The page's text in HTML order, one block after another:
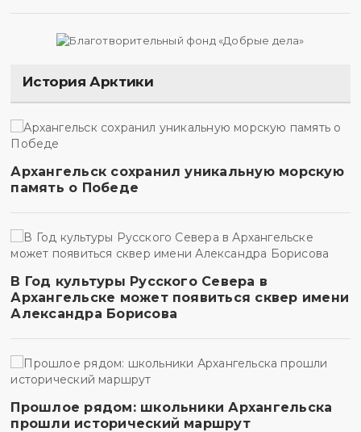
История Арктики
Архангельск сохранил уникальную морскую
память о Победе
В Год культуры Русского Севера в
Архангельске может появиться сквер имени
Александра Борисова
Прошлое рядом: школьники Архангельска
прошли исторический маршрут